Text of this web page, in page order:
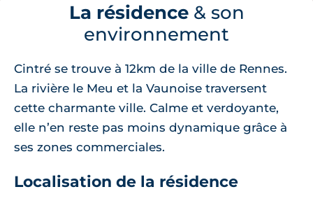
La résidence& son
environnement
Cintré se trouve à 12km de la ville de Rennes.
La rivière le Meu et la Vaunoise traversent
cette charmante ville. Calme et verdoyante,
elle n’en reste pas moins dynamique grâce à
ses zones commerciales.
Localisation de la résidence